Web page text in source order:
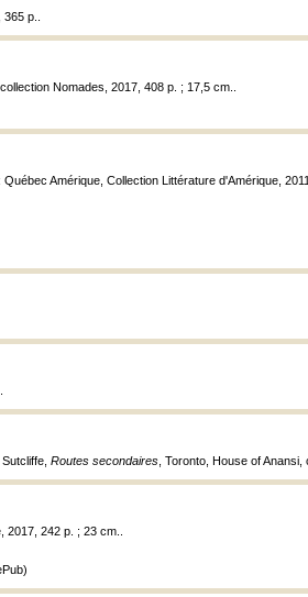
p..
Nomades, 2017, 408 p. ; 17,5 cm..
: Québec Amérique, Collection Littérature d'Amérique,
Routes secondaires , Toronto, House of Anansi,
2017, 242 p. ; 23 cm..